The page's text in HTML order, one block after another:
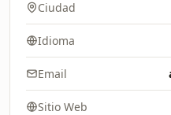
Ciudad
Idioma
Email
Sitio Web